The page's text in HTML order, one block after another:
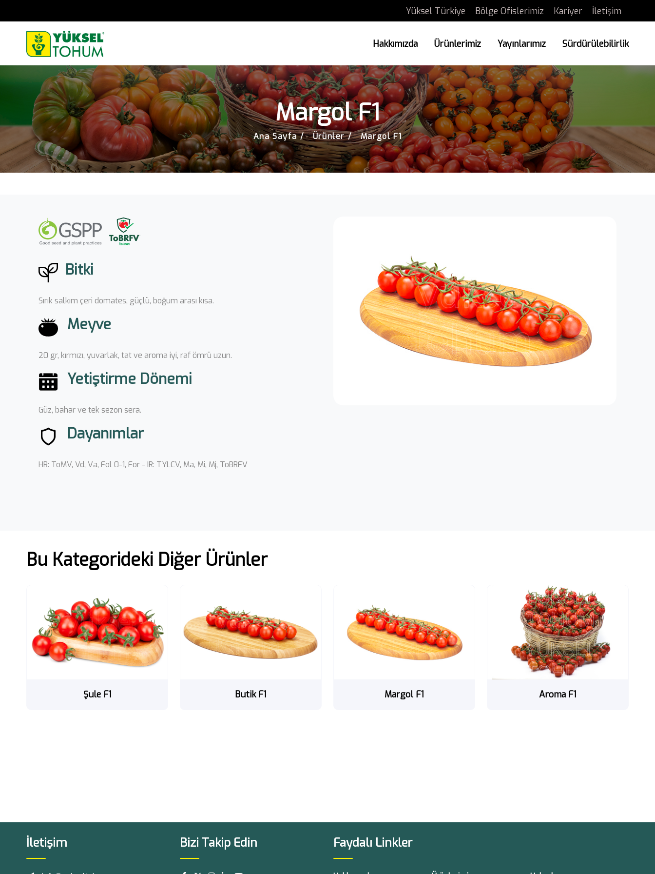
Yüksel Türkiye Bölge Ofislerimiz Kariyer İletişim
Hakkımızda Ürünlerimiz Yayınlarımız Sürdürülebilirlik
Margol F1
Ana Sayfa Ürünler Margol F1
Bitki
Sırık salkım çeri domates, güçlü, boğum arası kısa.
Meyve
20 gr, kırmızı, yuvarlak, tat ve aroma iyi, raf ömrü uzun.
Yetiştirme Dönemi
Güz, bahar ve tek sezon sera.
Dayanımlar
HR: ToMV, Vd, Va, Fol 0-1, For - IR: TYLCV, Ma, Mi, Mj, ToBRFV
Bu Kategorideki Diğer Ürünler
Şule F1 Butik F1 Margol F1 Aroma F1
İletişim Bizi Takip Edin Faydalı Linkler